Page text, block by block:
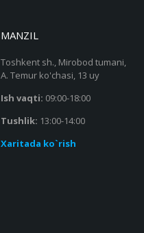
MANZIL
Toshkent sh., Mirobod tumani,
A. Temur ko'chasi, 13 uy
Ish vaqti: 09:00-18:00
Tushlik: 13:00-14:00
Xaritada ko`rish